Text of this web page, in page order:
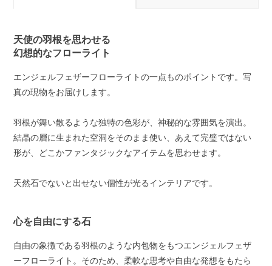
天使の羽根を思わせる
幻想的なフローライト
エンジェルフェザーフローライトの一点ものポイントです。写
真の現物をお届けします。
羽根が舞い散るような独特の色彩が、神秘的な雰囲気を演出。
結晶の層に生まれた空洞をそのまま使い、あえて完璧ではない
形が、どこかファンタジックなアイテムを思わせます。
天然石でないと出せない個性が光るインテリアです。
心を自由にする石
自由の象徴である羽根のような内包物をもつエンジェルフェザ
ーフローライト。そのため、柔軟な思考や自由な発想をもたら